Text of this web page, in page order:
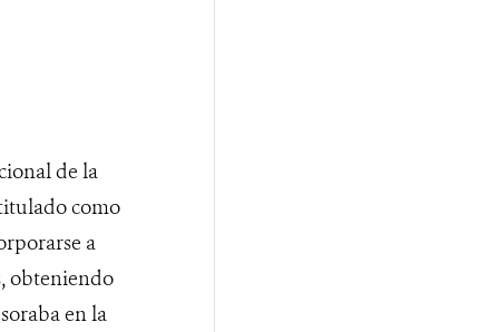
de la
como
a
obteniendo
en la